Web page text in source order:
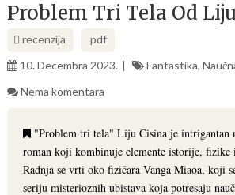
Problem Tri Tela Od
recenzija
pdf
10. Decembra 2023.
Fantastika,
Nema komentara
"Problem tri tela" Liju Cisina je intrigantan
roman koji kombinuje elemente istorije, fizike
Radnja se vrti oko fizičara Vanga Miaoa, koji
seriju misterioznih ubistava koja potresaju